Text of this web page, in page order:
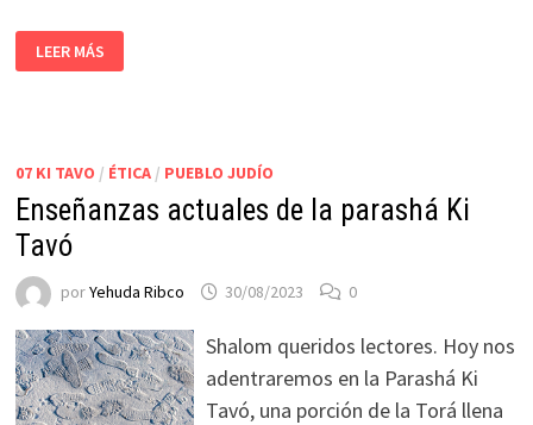
LEER MÁS
07 KI TAVO / ÉTICA/ PUEBLO JUDÍO
Enseñanzas actuales de la parashá Ki
Tavó
porYehuda Ribco 30/08/2023 0
Shalom queridos lectores. Hoy nos
adentraremos en la Parashá Ki
Tavó, una porción de la Torá llena